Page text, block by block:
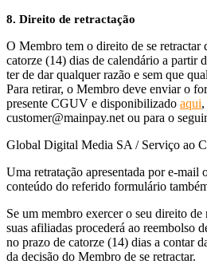
8. Direito de retractação
O Membro tem o direito de se retractar
catorze (14) dias de calendário a partir
ter de dar qualquer razão e sem que
Para retirar, o Membro deve enviar o
presente CGUV e disponibilizado aqui
customer@mainpay.net ou para o
Global Digital Media SA / Serviço ao
Uma retratação apresentada por e-mail
conteúdo do referido formulário
Se um membro exercer o seu direito
suas afiliadas procederá ao reembolso
no prazo de catorze (14) dias a contar
da decisão do Membro de se retractar.